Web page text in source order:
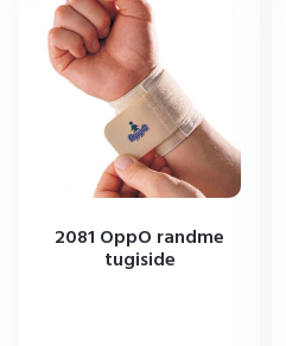
2081 OppO randme
tugiside